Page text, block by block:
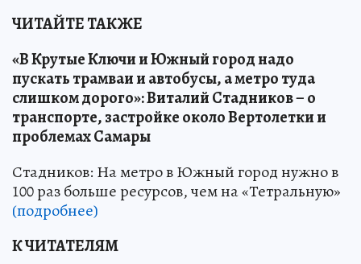
ЧИТАЙТЕ ТАКЖЕ
«В Крутые Ключи и Южный город надо
пускать трамваи и автобусы, а метро туда
слишком дорого»: Виталий Стадников – о
транспорте, застройке около Вертолетки и
проблемах Самары
Стадников: На метро в Южный город нужно в
100 раз больше ресурсов, чем на «Тетральную»
(подробнее)
К ЧИТАТЕЛЯМ